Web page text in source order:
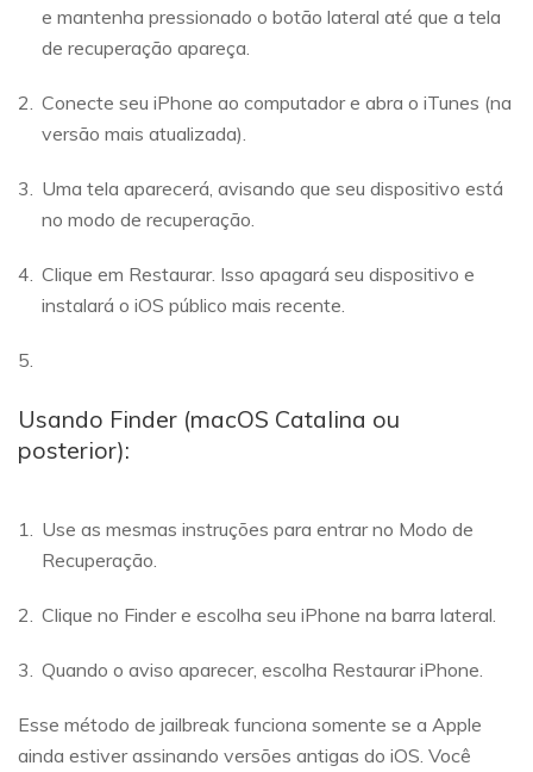
e mantenha pressionado o botão lateral até que a tela
de recuperação apareça.
Conecte seu iPhone ao computador e abra o iTunes (na
versão mais atualizada).
Uma tela aparecerá, avisando que seu dispositivo está
no modo de recuperação.
Clique em Restaurar. Isso apagará seu dispositivo e
instalará o iOS público mais recente.
Usando Finder (macOS Catalina ou
posterior):
Use as mesmas instruções para entrar no Modo de
Recuperação.
Clique no Finder e escolha seu iPhone na barra lateral.
Quando o aviso aparecer, escolha Restaurar iPhone.
Esse método de jailbreak funciona somente se a Apple
ainda estiver assinando versões antigas do iOS. Você